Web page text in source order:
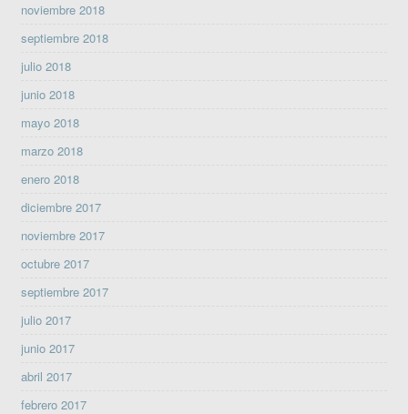
noviembre 2018
septiembre 2018
julio 2018
junio 2018
mayo 2018
marzo 2018
enero 2018
diciembre 2017
noviembre 2017
octubre 2017
septiembre 2017
julio 2017
junio 2017
abril 2017
febrero 2017